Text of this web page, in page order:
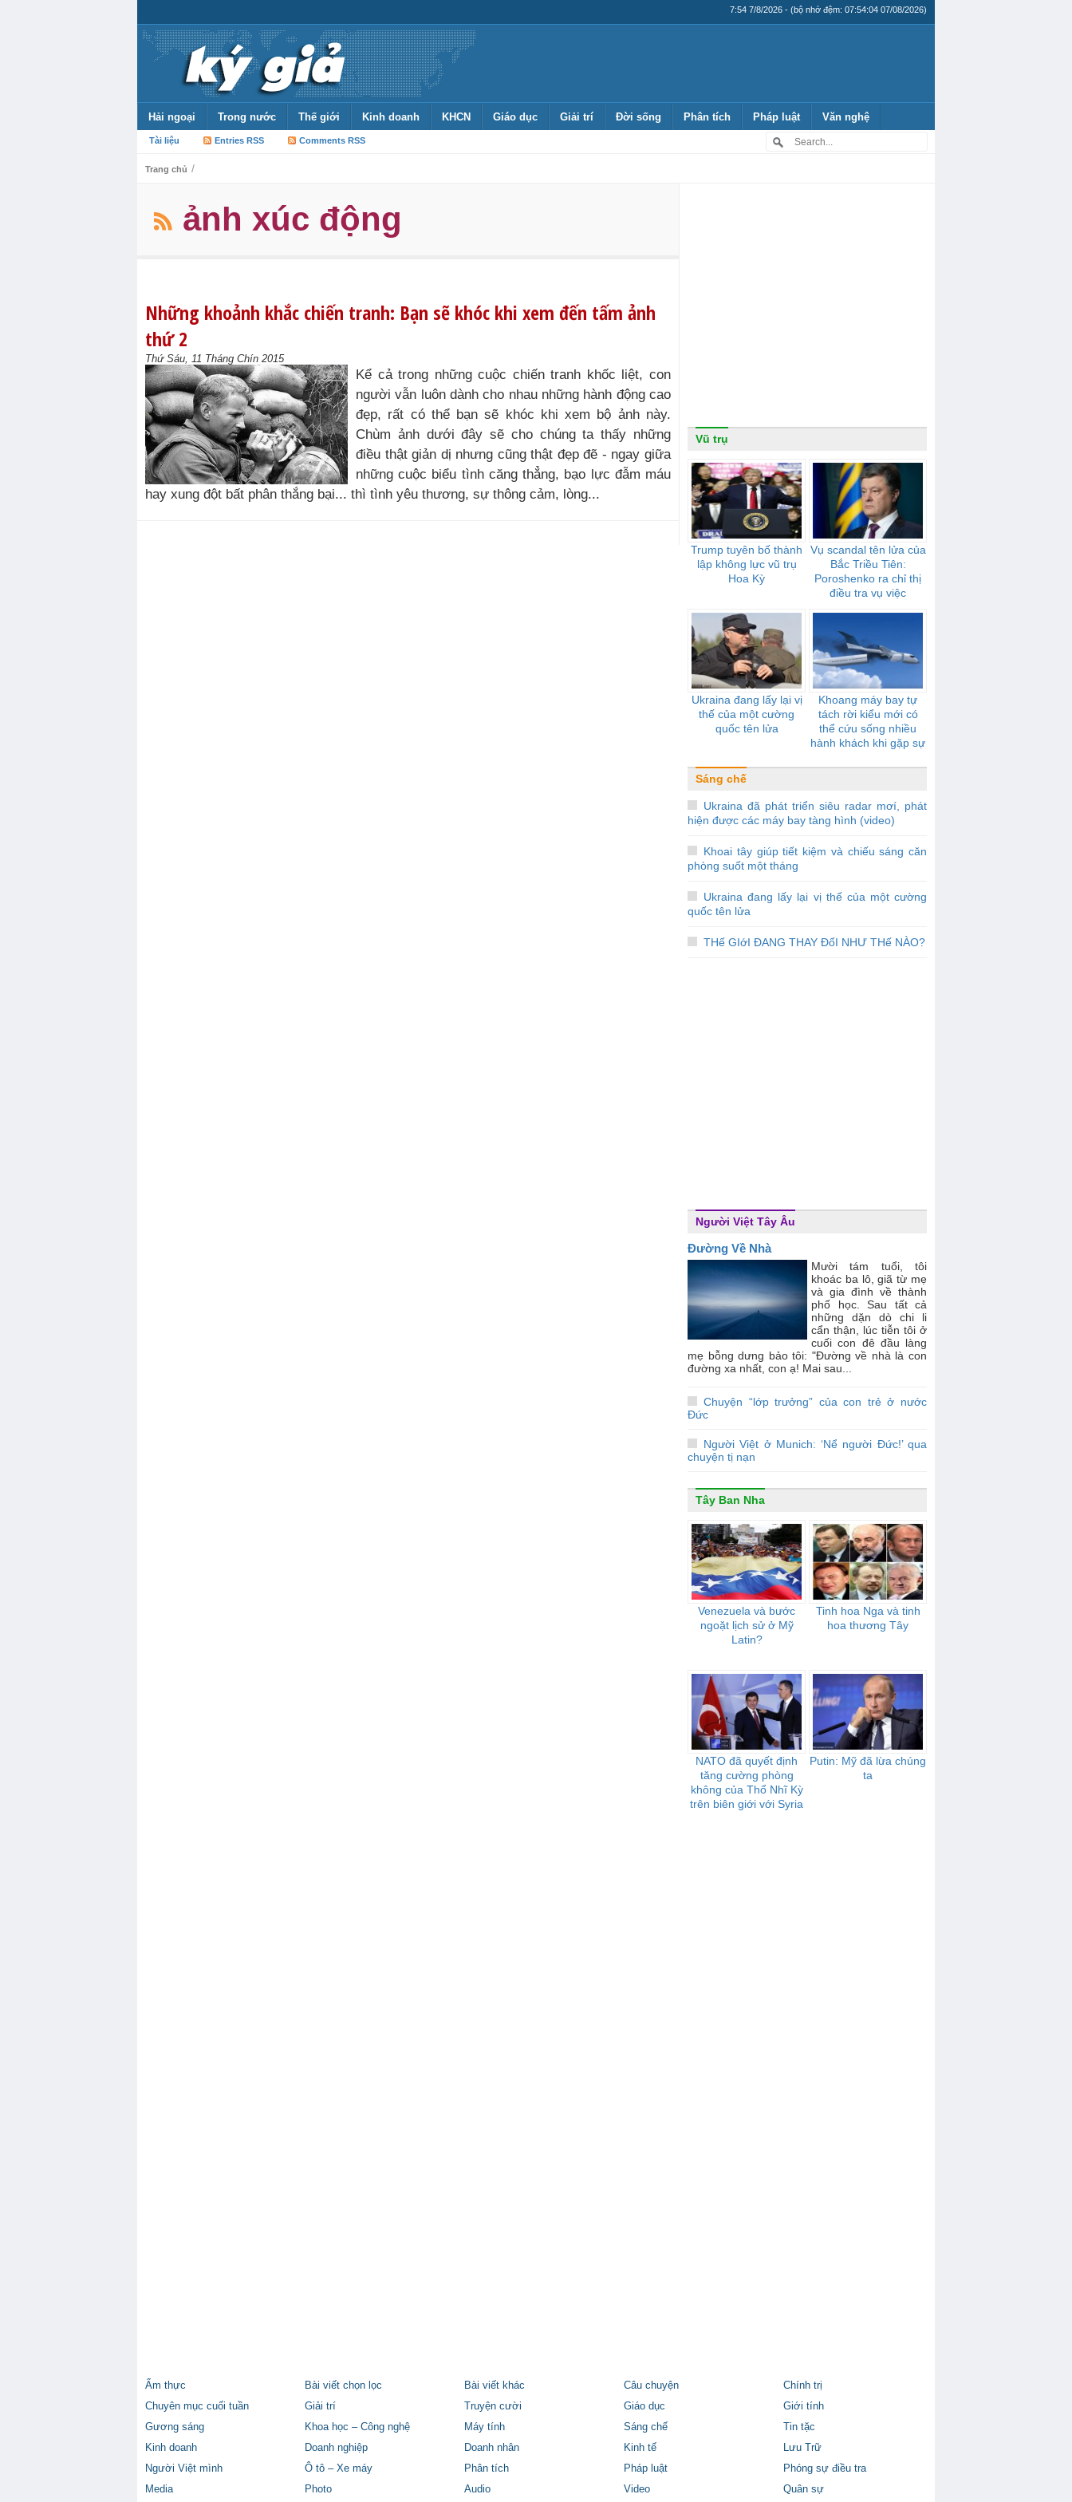
7:54 7/8/2026 - (bộ nhớ đệm: 07:54:04 07/08/2026)
Hải ngoại Trong nước Thế giới Kinh doanh KHCN Giáo dục Giải trí Đời sống Phân tích Pháp luật Văn nghệ
Tài liệu Entries RSS Comments RSS
Trang chủ /
ảnh xúc động
Những khoảnh khắc chiến tranh: Bạn sẽ khóc khi xem đến tấm ảnh
thứ 2
Thứ Sáu, 11 Tháng Chín 2015
Kể cả trong những cuộc chiến tranh khốc liệt, con
người vẫn luôn dành cho nhau những hành động cao
đẹp, rất có thể bạn sẽ khóc khi xem bộ ảnh này.
Chùm ảnh dưới đây sẽ cho chúng ta thấy những
điều thật giản dị nhưng cũng thật đẹp đẽ - ngay giữa
những cuộc biểu tình căng thẳng, bạo lực đẫm máu
hay xung đột bất phân thắng bại... thì tình yêu thương, sự thông cảm, lòng...
Vũ trụ
Trump tuyên bố thành
lập không lực vũ trụ
Hoa Kỳ
Vụ scandal tên lửa của
Bắc Triều Tiên:
Poroshenko ra chỉ thị
điều tra vụ việc
Ukraina đang lấy lại vị
thế của một cường
quốc tên lửa
Khoang máy bay tự
tách rời kiểu mới có
thể cứu sống nhiều
hành khách khi gặp sự
Sáng chế
Ukraina đã phát triển siêu radar mơí, phát
hiện được các máy bay tàng hình (video)
Khoai tây giúp tiết kiệm và chiếu sáng căn
phòng suốt một tháng
Ukraina đang lấy lại vị thế của một cường
quốc tên lửa
THế GIớI ĐANG THAY ĐổI NHƯ THế NÀO?
Người Việt Tây Âu
Đường Về Nhà
Mười tám tuổi, tôi
khoác ba lô, giã từ mẹ
và gia đình về thành
phố học. Sau tất cả
những dặn dò chi li
cẩn thận, lúc tiễn tôi ở
cuối con đê đầu làng
mẹ bỗng dưng bảo tôi: "Đường về nhà là con
đường xa nhất, con ạ! Mai sau...
Chuyện “lớp trưởng” của con trẻ ở nước
Đức
Người Việt ở Munich: ‘Nể người Đức!’ qua
chuyện tị nạn
Tây Ban Nha
Venezuela và bước
ngoặt lịch sử ở Mỹ
Latin?
Tinh hoa Nga và tinh
hoa thương Tây
NATO đã quyết định
tăng cường phòng
không của Thổ Nhĩ Kỳ
trên biên giới với Syria
Putin: Mỹ đã lừa chúng
ta
Ẩm thực Bài viết chọn lọc Bài viết khác Câu chuyện
Chính trị
Chuyên mục cuối tuần
Giải trí Truyện cười Giáo dục
Giới tính
Gương sáng
Khoa học – Công nghệ Máy tính Sáng chế
Tin tặc
Kinh doanh
Doanh nghiệp Doanh nhân Kinh tế
Lưu Trữ
Người Việt mình
Ô tô – Xe máy Phân tích Pháp luật
Phóng sự điều tra
Media
Photo Audio Video Quân sự